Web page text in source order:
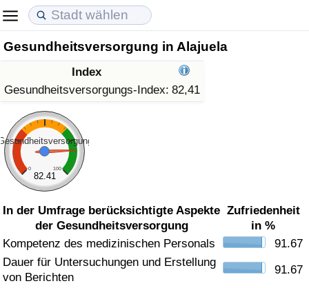
Gesundheitsversorgung in Alajuela
Index
Gesundheitsversorgungs-Index: 82,41
0 100
82.41
In der Umfrage berücksichtigte Aspekte
der Gesundheitsversorgung
Zufriedenheit
in %
Kompetenz des medizinischen Personals
91.67
Dauer für Untersuchungen und Erstellung
von Berichten
91.67
Lebenshaltungskosten
Lebenshaltungskosten-Index (aktuell)
Lebenshaltungskosten-Index
Lebenshaltungskosten-Index nach Land
in Akaba
Immobilienpreise
Immobilienpreis-Index (aktuell)
Immobilienpreis-Index
Immobilienpreis-Index nach Land
Lebensqualität
Lebensqualität-Index
Lebensqualität-Index (aktuell)
Lebensqualitätsindex nach Land
Kriminalität
Kriminalitäts-Index (aktuell)
Kriminalitäts-Index